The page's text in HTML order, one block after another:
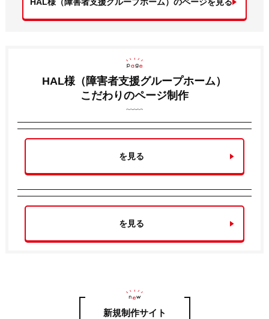
HAL様（障害者支援グループホーム）のページを見る
HAL様（障害者支援グループホーム）
こだわりのページ制作
を見る
を見る
新規制作サイト